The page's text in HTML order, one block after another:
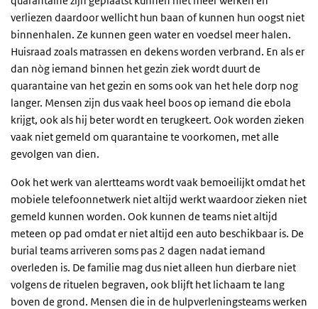
verliezen daardoor wellicht hun baan of kunnen hun oogst niet
binnenhalen. Ze kunnen geen water en voedsel meer halen.
Huisraad zoals matrassen en dekens worden verbrand. En als er
dan nòg iemand binnen het gezin ziek wordt duurt de
quarantaine van het gezin en soms ook van het hele dorp nog
langer. Mensen zijn dus vaak heel boos op iemand die ebola
krijgt, ook als hij beter wordt en terugkeert. Ook worden zieken
vaak niet gemeld om quarantaine te voorkomen, met alle
gevolgen van dien.
Ook het werk van alertteams wordt vaak bemoeilijkt omdat het
mobiele telefoonnetwerk niet altijd werkt waardoor zieken niet
gemeld kunnen worden. Ook kunnen de teams niet altijd
meteen op pad omdat er niet altijd een auto beschikbaar is. De
burial teams arriveren soms pas 2 dagen nadat iemand
overleden is. De familie mag dus niet alleen hun dierbare niet
volgens de rituelen begraven, ook blijft het lichaam te lang
boven de grond. Mensen die in de hulpverleningsteams werken